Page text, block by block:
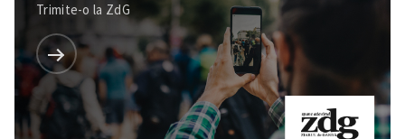
Trimite-o la ZdG